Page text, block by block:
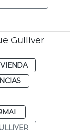
Gulliver